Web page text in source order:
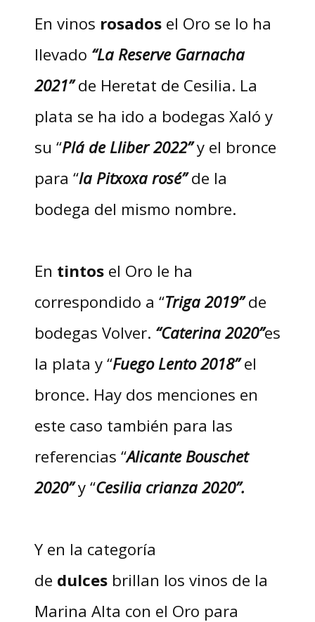
En vinos rosadosel Oro se lo ha
llevado “La Reserve Garnacha
2021”de Heretat de Cesilia. La
plata se ha ido a bodegas Xaló y
su “Plá de Lliber 2022”y el bronce
para “la Pitxoxa rosé”de la
bodega del mismo nombre.
En tintosel Oro le ha
correspondido a “Triga 2019”de
bodegas Volver. “Caterina 2020”es
la plata y “Fuego Lento 2018”el
bronce. Hay dos menciones en
este caso también para las
referencias “Alicante Bouschet
2020”y “Cesilia crianza 2020”.
Y en la categoría
de dulcesbrillan los vinos de la
Marina Alta con el Oro para